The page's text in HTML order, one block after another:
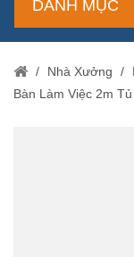
DANH MỤC
/ Nhà Xưởng /
Bàn Làm Việc 2m